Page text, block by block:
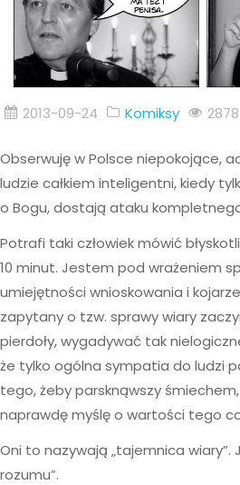
2013-09-24 Komiksy 2878
Obserwuję w Polsce niepokojące,
ludzie całkiem inteligentni, kiedy
o Bogu, dostają ataku
Potrafi taki człowiek mówić
10 minut. Jestem pod wrażeniem
umiejętności wnioskowania i
zapytany o tzw. sprawy wiary
pierdoły, wygadywać tak
że tylko ogólna sympatia do ludzi
tego, żeby parsknąwszy
naprawdę myślę o wartości tego
Oni to nazywają „tajemnica wiary”.
rozumu”.